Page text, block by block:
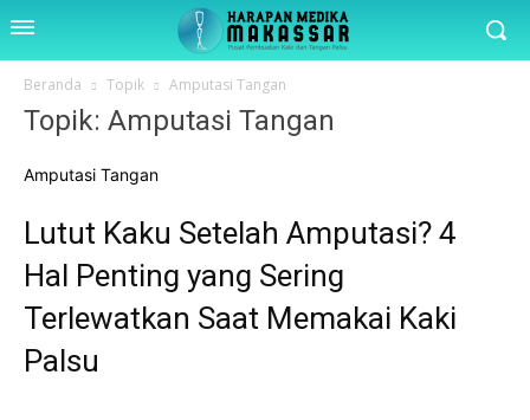
Beranda Topik Amputasi Tangan
Topik: Amputasi Tangan
Amputasi Tangan
Lutut Kaku Setelah Amputasi? 4
Hal Penting yang Sering
Terlewatkan Saat Memakai Kaki
Palsu